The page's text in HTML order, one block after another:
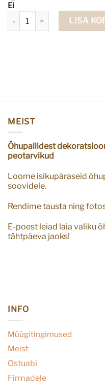
Ei
Fooliumist õhupall nr 2
LISA
MEIST
Õhupallidest
peotarvikud
Loome isikupäraseid
soovidele.
Rendime tausta ning
E-poest leiad laia valiku
tähtpäeva jaoks!
INFO
Müügitingimused
Meist
Ostuabi
Firmadele